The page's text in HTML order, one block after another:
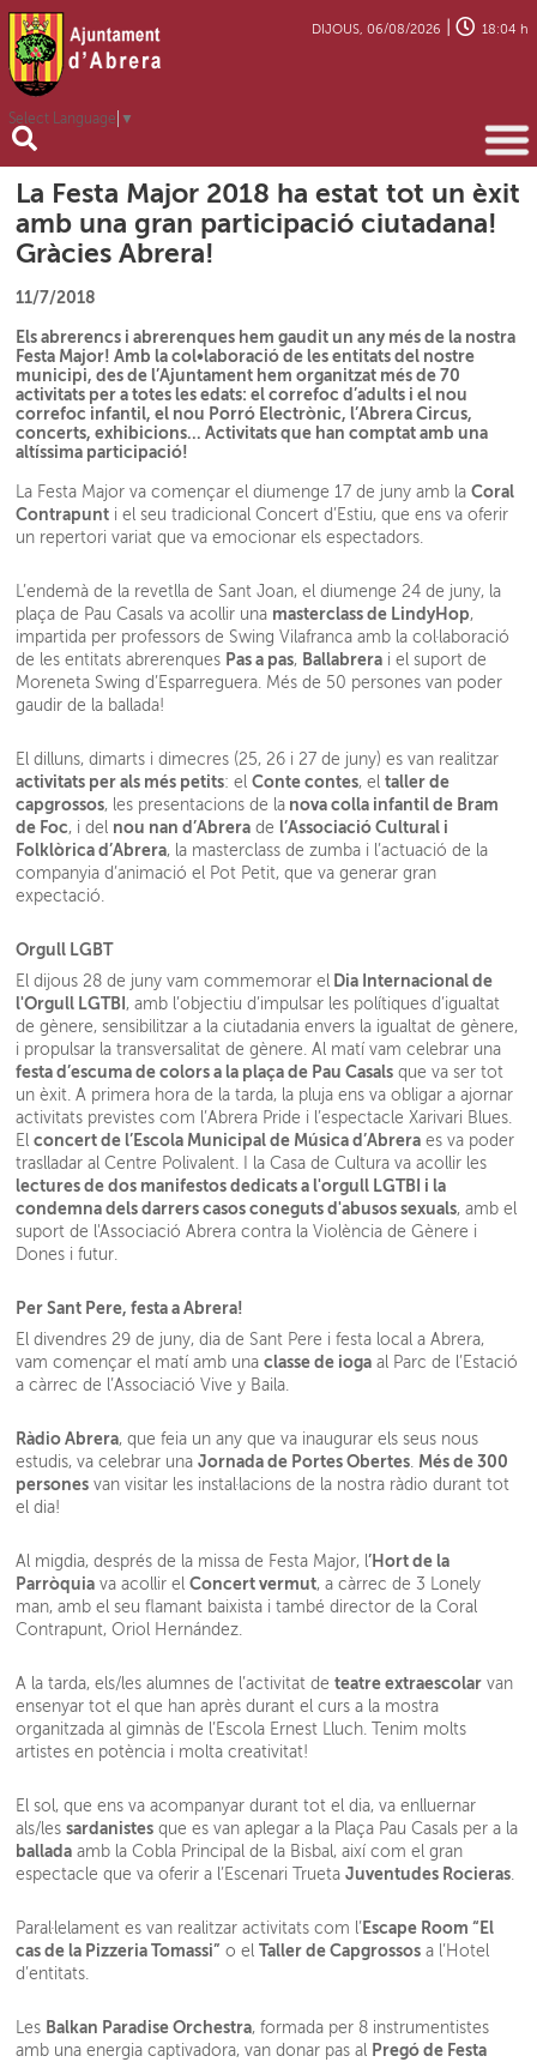
Select Language ▼
DIJOUS, 06/08/2026 18:04 h
La Festa Major 2018 ha estat tot un èxit
amb una gran participació ciutadana!
Gràcies Abrera!
11/7/2018
Els abrerencs i abrerenques hem gaudit un any més de la nostra
Festa Major! Amb la col•laboració de les entitats del nostre
municipi, des de l’Ajuntament hem organitzat més de 70
activitats per a totes les edats: el correfoc d’adults i el nou
correfoc infantil, el nou Porró Electrònic, l’Abrera Circus,
concerts, exhibicions... Activitats que han comptat amb una
altíssima participació!
La Festa Major va començar el diumenge 17 de juny amb laCoral
Contrapunt i el seu tradicional Concert d’Estiu, que ens va oferir
un repertori variat que va emocionar els espectadors.
L’endemà de la revetlla de Sant Joan, el diumenge 24 de juny, la
plaça de Pau Casals va acollir una masterclass de LindyHop,
impartida per professors de Swing Vilafranca amb la col·laboració
de les entitats abrerenques Pas a pas, Ballabrera i el suport de
Moreneta Swing d’Esparreguera. Més de 50 persones van poder
gaudir de la ballada!
El dilluns, dimarts i dimecres (25, 26 i 27 de juny) es van realitzar
activitats per als més petits: elConte contes, eltaller de
capgrossos, les presentacions de la nova colla infantil de Bram
de Foc, i del nou nan d’Abrera de l’Associació Cultural i
Folklòrica d’Abrera, la masterclass de zumba i l’actuació de la
companyia d’animació el Pot Petit, que va generar gran
expectació.
Orgull LGBT
El dijous 28 de juny vam commemorar el Dia Internacional de
l'Orgull LGTBI , amb l’objectiu d’impulsar les polítiques d’igualtat
de gènere, sensibilitzar a la ciutadania envers la igualtat de gènere,
i propulsar la transversalitat de gènere. Al matí vam celebrar una
festa d’escuma de colors a la plaça de Pau Casals que va ser tot
un èxit. A primera hora de la tarda, la pluja ens va obligar a ajornar
activitats previstes com l’Abrera Pride i l’espectacle Xarivari Blues.
Elconcert de l’Escola Municipal de Música d’Abrera es va poder
traslladar al Centre Polivalent. I la Casa de Cultura va acollir les
lectures de dos manifestos dedicats a l'orgull LGTBI i la
condemna dels darrers casos coneguts d'abusos sexuals, amb el
suport de l'Associació Abrera contra la Violència de Gènere i
Dones i futur.
Per Sant Pere, festa a Abrera!
El divendres 29 de juny, dia de Sant Pere i festa local a Abrera,
vam començar el matí amb unaclasse de ioga al Parc de l’Estació
a càrrec de l’Associació Vive y Baila.
Ràdio Abrera, que feia un any que va inaugurar els seus nous
estudis, va celebrar unaJornada de Portes Obertes. Més de 300
persones van visitar les instal·lacions de la nostra ràdio durant tot
el dia!
Al migdia, després de la missa de Festa Major, l’Hort de la
Parròquia va acollir elConcert vermut, a càrrec de 3 Lonely
man, amb el seu flamant baixista i també director de la Coral
Contrapunt, Oriol Hernández.
A la tarda, els/les alumnes de l’activitat deteatre extraescolar van
ensenyar tot el que han après durant el curs a la mostra
organitzada al gimnàs de l’Escola Ernest Lluch. Tenim molts
artistes en potència i molta creativitat!
El sol, que ens va acompanyar durant tot el dia, va enlluernar
als/lessardanistes que es van aplegar a la Plaça Pau Casals per a la
ballada amb la Cobla Principal de la Bisbal, així com el gran
espectacle que va oferir a l’Escenari TruetaJuventudes Rocieras.
Paral·lelament es van realitzar activitats com l’ Escape Room “El
cas de la Pizzeria Tomassi” o elTaller de Capgrossos a l’Hotel
d’entitats.
Les Balkan Paradise Orchestra, formada per 8 instrumentistes
amb una energia captivadora, van donar pas al Pregó de Festa